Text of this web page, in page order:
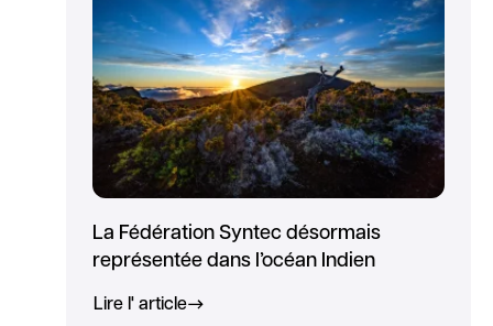
La Fédération Syntec désormais
représentée dans l’océan Indien
Lire l' article